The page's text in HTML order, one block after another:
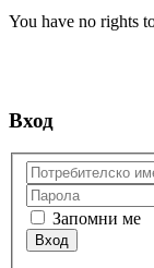
You have no rights
Вход
Запомни ме